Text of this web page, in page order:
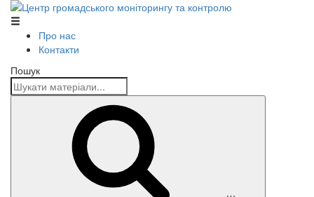
Центр громадського моніторингу та контролю
Про нас
Контакти
Пошук